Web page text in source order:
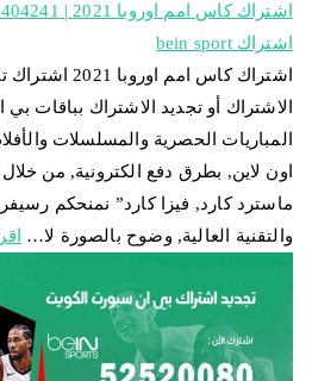
اشتراك bein sport
اشتراك كاس امم
الاشتراك أو تجديد الاشتراك بباقات بي
المباريات الحصرية والمسلسلات
اون لاين, بطرق دفع الكترونية, من
ماسترد كارد, فيزا كارد” نمنحكم
والتقنية العالية, وضوح بالصورة لا…